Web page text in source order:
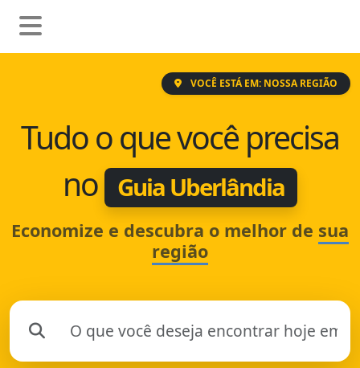
VOCÊ ESTÁ EM: NOSSA REGIÃO
Tudo o que você precisa
no
Guia Uberlândia
Economize e descubra o melhor de sua
região